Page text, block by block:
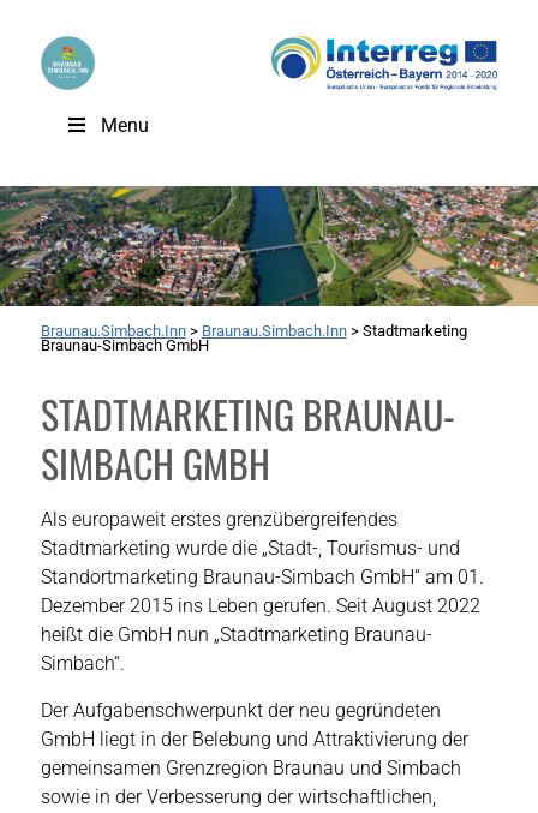
Menu
Braunau.Simbach.Inn> Braunau.Simbach.Inn> Stadtmarketing
Braunau-Simbach GmbH
STADTMARKETING BRAUNAU-
SIMBACH GMBH
Als europaweit erstes grenzübergreifendes
Stadtmarketing wurde die „Stadt-, Tourismus- und
Standortmarketing Braunau-Simbach GmbH“ am 01.
Dezember 2015 ins Leben gerufen. Seit August 2022
heißt die GmbH nun „Stadtmarketing Braunau-
Simbach“.
Der Aufgabenschwerpunkt der neu gegründeten
GmbH liegt in der Belebung und Attraktivierung der
gemeinsamen Grenzregion Braunau und Simbach
sowie in der Verbesserung der wirtschaftlichen,